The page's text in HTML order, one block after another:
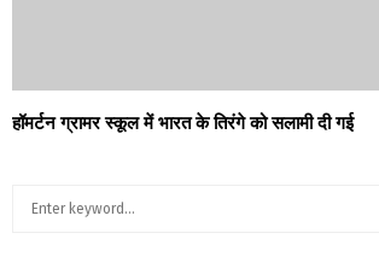
हॉमर्टन ग्रामर स्कूल में भारत के तिरंगे को सलामी दी गई